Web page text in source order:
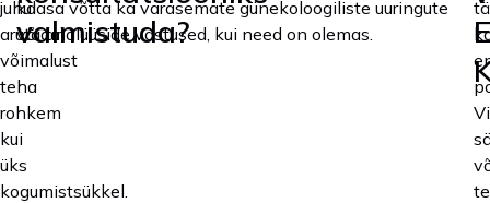
juhul
arutada
võimalust
teha
rohkem
kui
üks
kogumistsükkel.
valmistuda?
kaasa võtta ka varasemate günekoloogiliste uuringute
või analüüside vastused, kui need on olemas.